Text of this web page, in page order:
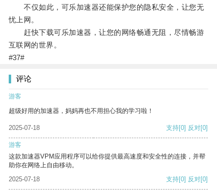
不仅如此，可乐加速器还能保护您的隐私安全，让您无
忧上网。
赶快下载可乐加速器，让您的网络畅通无阻，尽情畅游
互联网的世界。
#37#
评论
游客
超级好用的加速器，妈妈再也不用担心我的学习啦！
2025-07-18 支持[0] 反对[0]
游客
这款加速器VPM应用程序可以给你提供最高速度和安全性的连接，并帮
助你在网络上自由移动。
2025-07-18
支持[0] 反对[0]